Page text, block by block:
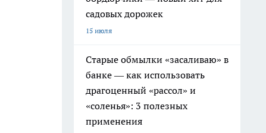
садовых дорожек
15 июля
Старые обмылки «засаливаю» в
банке — как использовать
драгоценный «рассол» и
«соленья»: 3 полезных
применения